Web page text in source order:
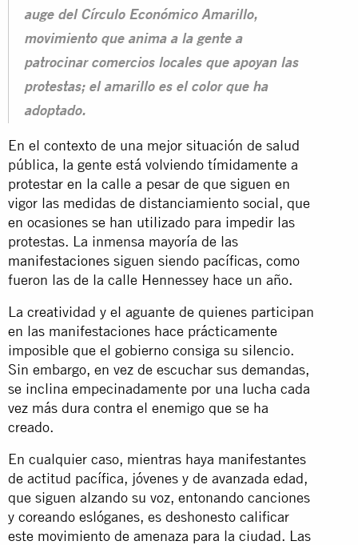
auge del Círculo Económico Amarillo,
movimiento que anima a la gente a
patrocinar comercios locales que apoyan las
protestas; el amarillo es el color que ha
adoptado.
En el contexto de una mejor situación de salud
pública, la gente está volviendo tímidamente a
protestar en la calle a pesar de que siguen en
vigor las medidas de distanciamiento social, que
en ocasiones se han utilizado para impedir las
protestas. La inmensa mayoría de las
manifestaciones siguen siendo pacíficas, como
fueron las de la calle Hennessey hace un año.
La creatividad y el aguante de quienes participan
en las manifestaciones hace prácticamente
imposible que el gobierno consiga su silencio.
Sin embargo, en vez de escuchar sus demandas,
se inclina empecinadamente por una lucha cada
vez más dura contra el enemigo que se ha
creado.
En cualquier caso, mientras haya manifestantes
de actitud pacífica, jóvenes y de avanzada edad,
que siguen alzando su voz, entonando canciones
y coreando eslóganes, es deshonesto calificar
este movimiento de amenaza para la ciudad. Las